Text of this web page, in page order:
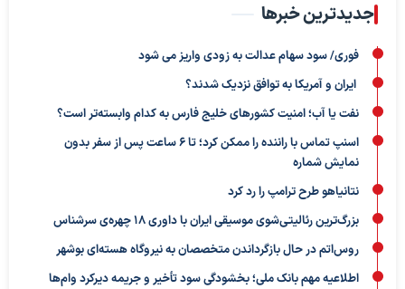
جدیدترین خبرها
فوری/ سود سهام عدالت به زودی واریز می شود
ایران و آمریکا به توافق نزدیک شدند؟
نفت یا آب؛ امنیت کشورهای خلیج فارس به کدام وابسته‌تر است؟
اسنپ تماس با راننده را ممکن کرد؛ تا ۶ ساعت پس از سفر بدون
نمایش شماره
نتانیاهو طرح ترامپ را رد کرد
بزرگ‌ترین رئالیتی‌شوی موسیقی ایران با داوری ۱۸ چهره‌ی سرشناس
روس‌اتم در حال بازگرداندن متخصصان به نیروگاه هسته‌ای بوشهر
اطلاعیه مهم بانک ملی؛ بخشودگی سود تأخیر و جریمه دیرکرد وام‌ها